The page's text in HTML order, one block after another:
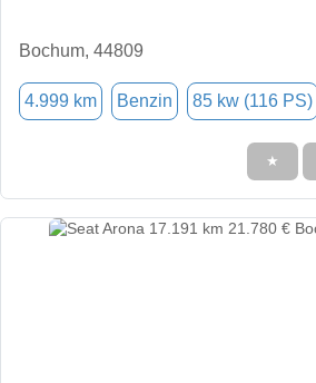
Bochum, 44809
4.999 km Benzin 85 kw (116 PS)
★